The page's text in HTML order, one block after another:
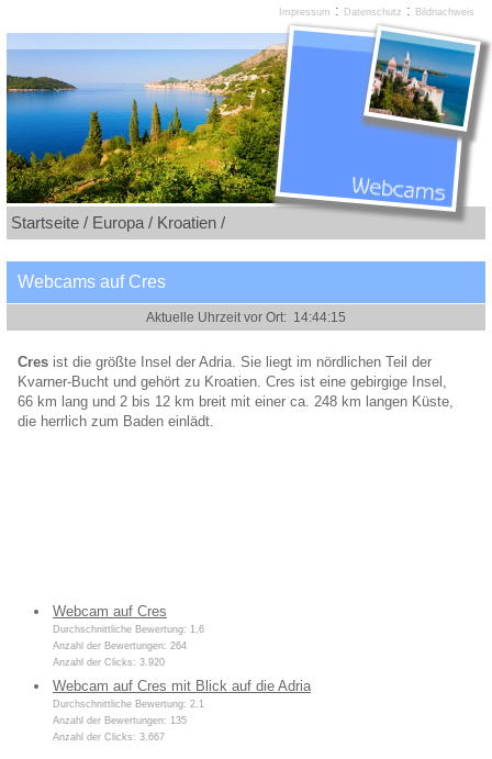
Startseite / Europa / Kroatien /
Webcams auf Cres
Cres ist die größte Insel der Adria. Sie liegt im nördlichen Teil der
Kvarner-Bucht und gehört zu Kroatien. Cres ist eine gebirgige Insel,
66 km lang und 2 bis 12 km breit mit einer ca. 248 km langen Küste,
die herrlich zum Baden einlädt.
Webcam auf Cres
Durchschnittliche Bewertung: 1,6
Anzahl der Bewertungen: 264
Anzahl der Clicks: 3.920
Webcam auf Cres mit Blick auf die Adria
Durchschnittliche Bewertung: 2,1
Anzahl der Bewertungen: 135
Anzahl der Clicks: 3.667
Impressum : Datenschutz : Bildnachweis